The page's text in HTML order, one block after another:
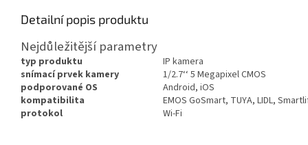
Detailní popis produktu
Nejdůležitější parametry
typ produktu
IP kamera
snímací prvek kamery
1/2.7‘‘ 5 Megapixel CMOS
podporované OS
Android, iOS
kompatibilita
EMOS GoSmart, TUYA, LIDL,
protokol
Wi-Fi